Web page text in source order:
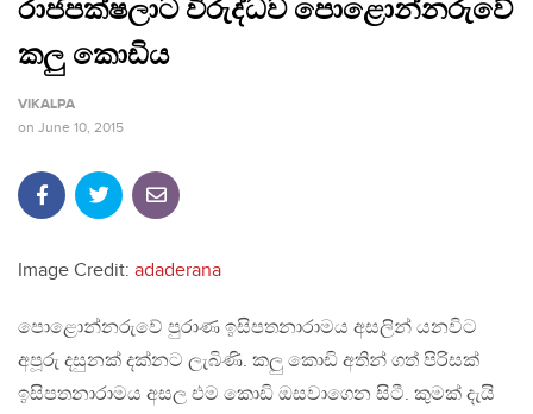
රාජපක්ෂලාට විරුද්ධව පොළොන්නරුවේ
කලු කොඩිය
VIKALPA
on June 10, 2015
Image Credit: adaderana
පොළොන්නරුවේ පුරාණ ඉසිපතනාරාමය අසලින් යනවිට
අපූරු දසුනක් දක්නට ලැබිණි. කලු කොඩි අතින් ගත් පිරිසක්
ඉසිපතනාරාමය අසල එම කොඩි ඔසවාගෙන සිටී. කුමක් දැයි